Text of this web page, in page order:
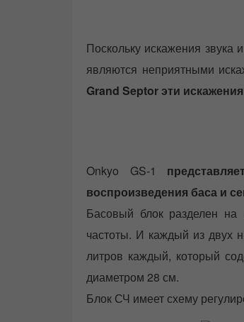
Поскольку искажения звука
являются неприятными
Grand Septor эти
Onkyo GS-1
воспроизведения баса и
Басовый блок разделен на
частоты. И каждый из двух
литров каждый, который
диаметром 28 см.
Блок СЧ имеет схему